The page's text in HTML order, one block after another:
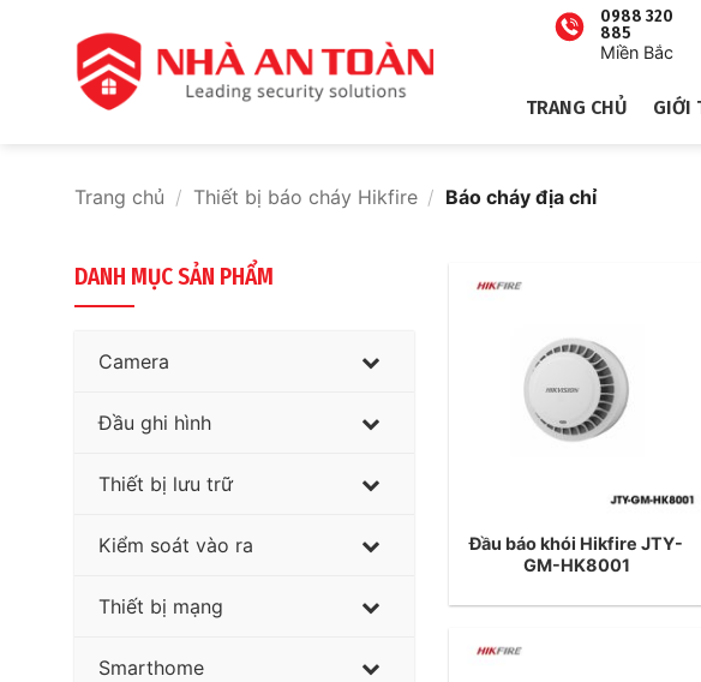
0988 320
885
Miền Bắc
TRANG CHỦ GIỚI
Trang chủ / Thiết bị báo cháy Hikfire / Báo cháy địa chỉ
DANH MỤC SẢN PHẨM
Camera
Đầu ghi hình
Thiết bị lưu trữ
Kiểm soát vào ra
Thiết bị mạng
Smarthome
Đầu báo khói Hikfire JTY-
GM-HK8001